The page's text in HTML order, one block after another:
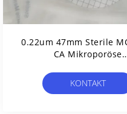
0.22um 47mm Sterile
CA Mikroporöse
GrenztestsKONTAKT